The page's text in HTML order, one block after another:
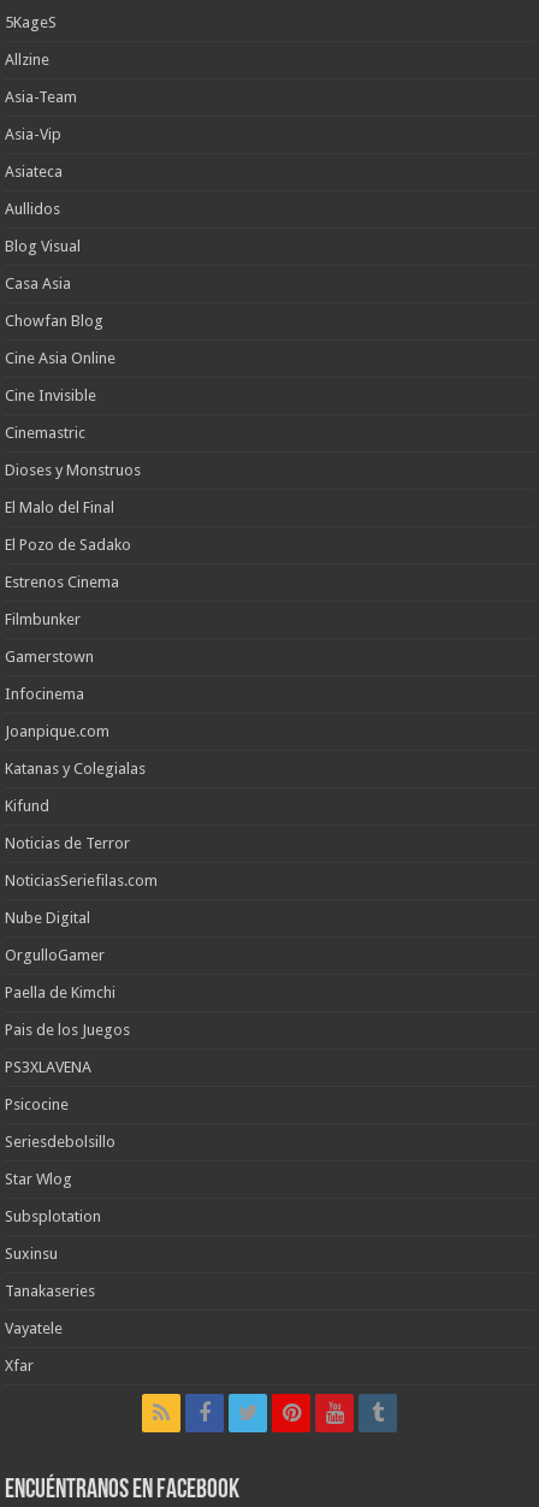
5KageS
Allzine
Asia-Team
Asia-Vip
Asiateca
Aullidos
Blog Visual
Casa Asia
Chowfan Blog
Cine Asia Online
Cine Invisible
Cinemastric
Dioses y Monstruos
El Malo del Final
El Pozo de Sadako
Estrenos Cinema
Filmbunker
Gamerstown
Infocinema
Joanpique.com
Katanas y Colegialas
Kifund
Noticias de Terror
NoticiasSeriefilas.com
Nube Digital
OrgulloGamer
Paella de Kimchi
Pais de los Juegos
PS3XLAVENA
Psicocine
Seriesdebolsillo
Star Wlog
Subsplotation
Suxinsu
Tanakaseries
Vayatele
Xfar
Encuéntranos en Facebook